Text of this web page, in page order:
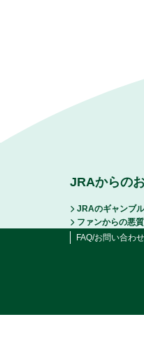
JRAからの
JRAのギャンブ
ファンからの悪
FAQ/お問い合わせ